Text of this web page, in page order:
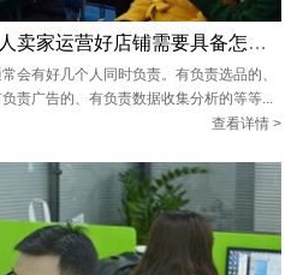
亚马逊运营培训机构：个人卖家运营好店铺需要具备怎样的能力？
会有好几个人同时负责。有负责选品的、
责广告的、有负责数据收集分析的等等...
查看详情 >